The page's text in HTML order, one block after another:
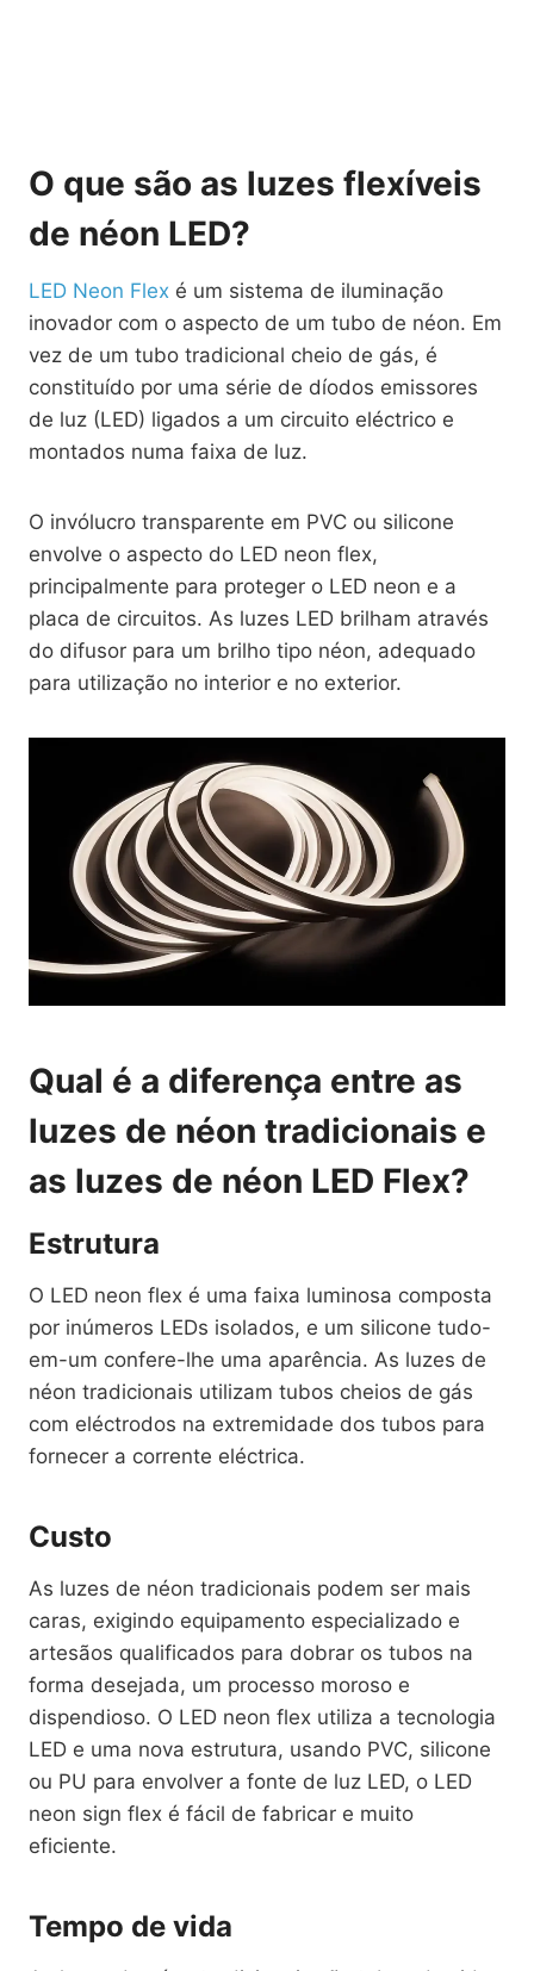
O que são as luzes flexíveis
de néon LED?
LED Neon Flex é um sistema de iluminação
inovador com o aspecto de um tubo de néon. Em
vez de um tubo tradicional cheio de gás, é
constituído por uma série de díodos emissores
de luz (LED) ligados a um circuito eléctrico e
montados numa faixa de luz.
O invólucro transparente em PVC ou silicone
envolve o aspecto do LED neon flex,
principalmente para proteger o LED neon e a
placa de circuitos. As luzes LED brilham através
do difusor para um brilho tipo néon, adequado
para utilização no interior e no exterior.
Qual é a diferença entre as
luzes de néon tradicionais e
as luzes de néon LED Flex?
Estrutura
O LED neon flex é uma faixa luminosa composta
por inúmeros LEDs isolados, e um silicone tudo-
em-um confere-lhe uma aparência. As luzes de
néon tradicionais utilizam tubos cheios de gás
com eléctrodos na extremidade dos tubos para
fornecer a corrente eléctrica.
Custo
As luzes de néon tradicionais podem ser mais
caras, exigindo equipamento especializado e
artesãos qualificados para dobrar os tubos na
forma desejada, um processo moroso e
dispendioso. O LED neon flex utiliza a tecnologia
LED e uma nova estrutura, usando PVC, silicone
ou PU para envolver a fonte de luz LED, o LED
neon sign flex é fácil de fabricar e muito
eficiente.
Tempo de vida